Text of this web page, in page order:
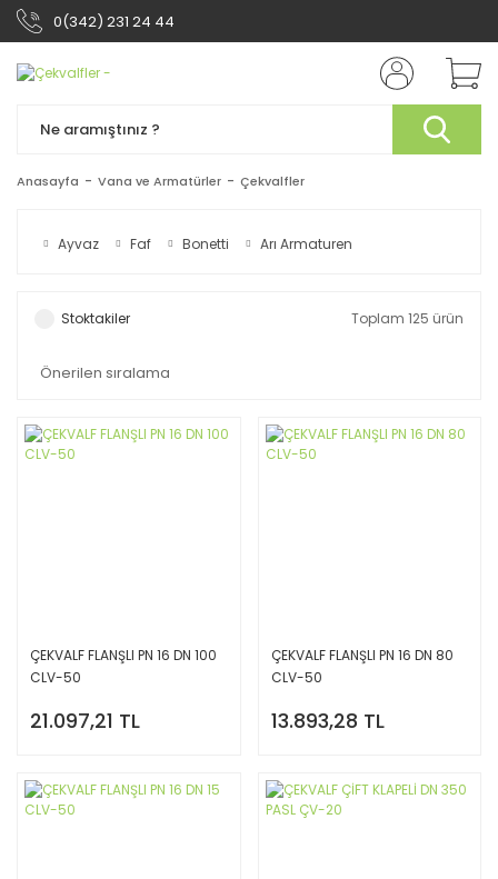
0(342) 231 24 44
Anasayfa Vana ve Armatürler Çekvalfler
Ayvaz Faf Bonetti Arı Armaturen
Stoktakiler Toplam 125 ürün
ÇEKVALF FLANŞLI PN 16 DN 100
CLV-50
21.097,21 TL
ÇEKVALF FLANŞLI PN 16 DN 80
CLV-50
13.893,28 TL